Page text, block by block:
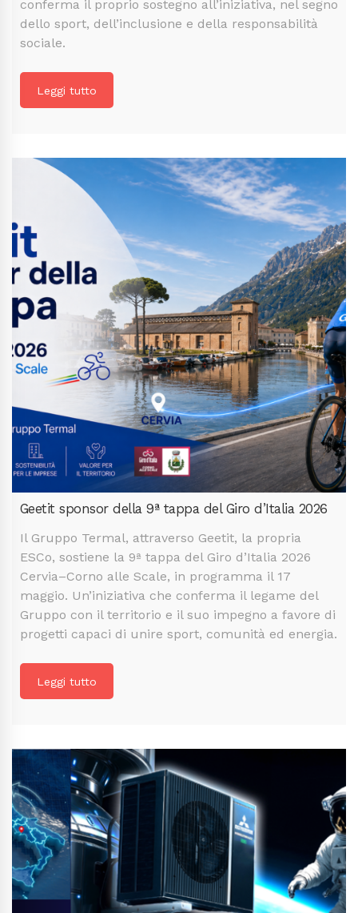
conferma il proprio sostegno all’iniziativa, nel segno
dello sport, dell’inclusione e della responsabilità
sociale.
Leggi tutto
Geetit sponsor della 9ª tappa del Giro d’Italia 2026
Il Gruppo Termal, attraverso Geetit, la propria
ESCo, sostiene la 9ª tappa del Giro d’Italia 2026
Cervia–Corno alle Scale, in programma il 17
maggio. Un’iniziativa che conferma il legame del
Gruppo con il territorio e il suo impegno a favore di
progetti capaci di unire sport, comunità ed energia.
Leggi tutto